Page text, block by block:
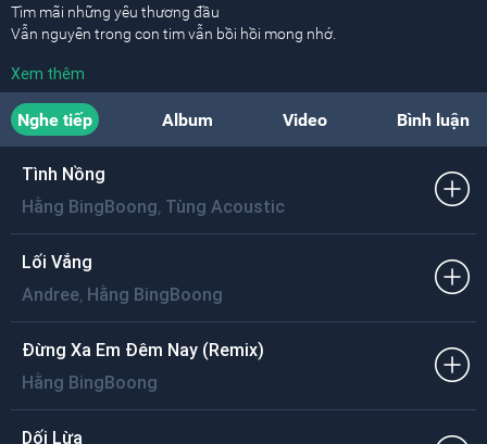
Tìm mãi những yêu thương đầu
Vẫn nguyên trong con tim vẫn bồi hồi mong nhớ.
Một ngày bình thường thôi
Đợi chờ một làn môi
Ngọt ngào rồi nhạt phai
Gần lại rồi ngày mai
Yêu để ta sẽ không phải hối tiếc.
[ĐK:]
Một mình ai cùng giấc mơ
Muốn tìm thấy và chìm trong vòng tay
Xem thêm
Nghe tiếp Album Video Bình luận
Tình Nồng
Hằng BingBoong, Tùng Acoustic
Lối Vắng
Andree, Hằng BingBoong
Đừng Xa Em Đêm Nay (Remix)
Hằng BingBoong
Dối Lừa